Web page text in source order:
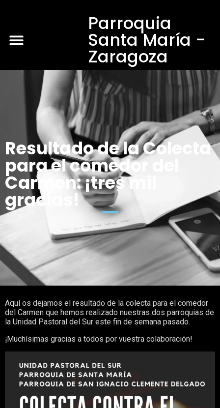
Parroquia
Santa María -
Zaragoza
Resultado de la Colecta
para el comedor del
Carmen: ¡tres mil
gracias!
Aquí os dejamos el resultado de la colecta para el comedor
del Carmen que hemos realizado nuestras dos parroquias de
la Unidad Pastoral del Sur este fin de semana pasado.
¡Muchísimas gracias a todos por vuestra colaboración!